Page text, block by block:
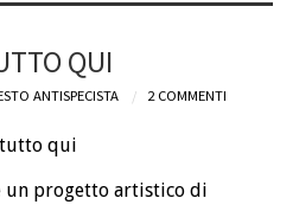
QUI
ANTISPECISTA 2 COMMENTI
un progetto artistico di